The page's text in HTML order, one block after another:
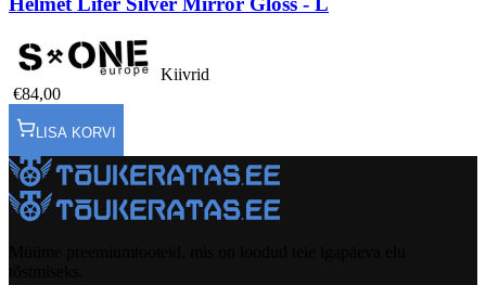
Kiivrid
€84,00
LISA KORVI